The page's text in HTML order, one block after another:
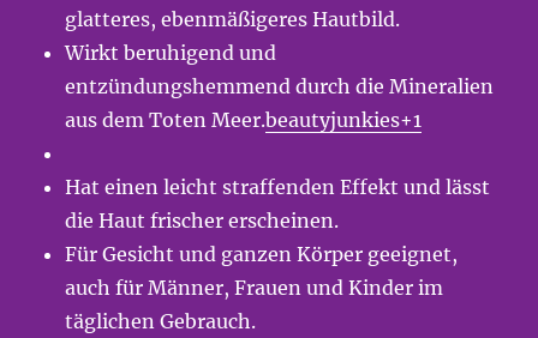
glatteres, ebenmäßigeres Hautbild.
Wirkt beruhigend und
entzündungshemmend durch die Mineralien
aus dem Toten Meer.beautyjunkies+1
Hat einen leicht straffenden Effekt und lässt
die Haut frischer erscheinen.
Für Gesicht und ganzen Körper geeignet,
auch für Männer, Frauen und Kinder im
täglichen Gebrauch.